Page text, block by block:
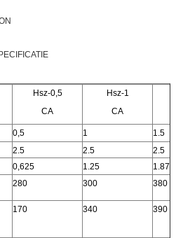
Hsz-0,5
CA
Hsz-1
CA
0,5 1
1.5
2.5 2.5
2.5
0,625 1.25
1.87
280 300 380
170 340 390